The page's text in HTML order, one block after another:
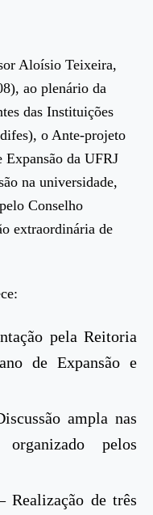
Aloísio Teixeira,
ao plenário da
das Instituições
o Ante-projeto
Expansão da UFRJ
na universidade,
Conselho
extraordinária de
pela Reitoria
de Expansão e
ampla nas
pelos
Realização de três